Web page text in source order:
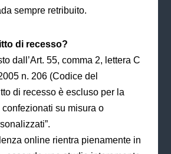
sempre retribuito.
di recesso?
dall’Art. 55, comma 2, lettera C
n. 206 (Codice del
di recesso è escluso per la
confezionati su misura o
online rientra pienamente in